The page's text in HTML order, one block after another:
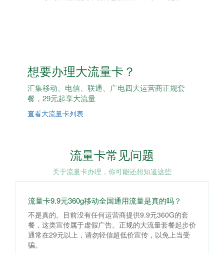
想要办理大流量卡？
汇集移动、电信、联通、广电四大运营商正规套
餐，29元起享大流量
查看大流量卡列表
流量卡常见问题
关于流量卡办理，你可能还想知道这些
流量卡9.9元360g移动全国通用流量是真的吗？
不是真的。目前没有任何运营商提供9.9元360G的套
餐，这类宣传属于虚假广告。正规的大流量套餐起步价
通常在29元以上，请勿轻信超低价宣传，以免上当受
骗。